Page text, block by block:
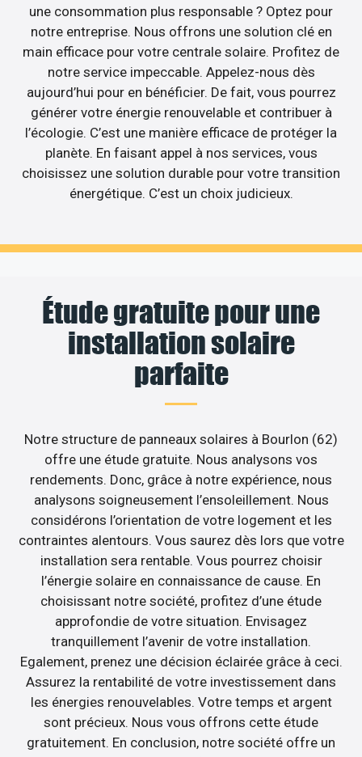
une consommation plus responsable ? Optez pour
notre entreprise. Nous offrons une solution clé en
main efficace pour votre centrale solaire. Profitez de
notre service impeccable. Appelez-nous dès
aujourd’hui pour en bénéficier. De fait, vous pourrez
générer votre énergie renouvelable et contribuer à
l’écologie. C’est une manière efficace de protéger la
planète. En faisant appel à nos services, vous
choisissez une solution durable pour votre transition
énergétique. C’est un choix judicieux.
Étude gratuite pour une
installation solaire
parfaite
Notre structure de panneaux solaires à Bourlon (62)
offre une étude gratuite. Nous analysons vos
rendements. Donc, grâce à notre expérience, nous
analysons soigneusement l’ensoleillement. Nous
considérons l’orientation de votre logement et les
contraintes alentours. Vous saurez dès lors que votre
installation sera rentable. Vous pourrez choisir
l’énergie solaire en connaissance de cause. En
choisissant notre société, profitez d’une étude
approfondie de votre situation. Envisagez
tranquillement l’avenir de votre installation.
Egalement, prenez une décision éclairée grâce à ceci.
Assurez la rentabilité de votre investissement dans
les énergies renouvelables. Votre temps et argent
sont précieux. Nous vous offrons cette étude
gratuitement. En conclusion, notre société offre un